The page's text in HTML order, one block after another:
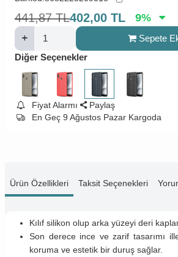
441,87 TL402,00 TL 9%
Sepete
Diğer Seçenekler
Fiyat Alarmı
Paylaş
En Geç 9 Ağustos Pazar Kargoda
Ürün Özellikleri Taksit Seçenekleri
Kılıf silikon olup arka yüzeyi deri
Son derece ince ve zarif tasarımı
koruma ve estetik bir duruş sağlar.